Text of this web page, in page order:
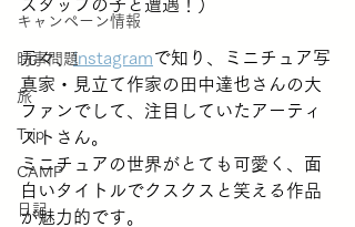
キャンペーン情報
時事問題
旅
Trip
CAMP
日記
スタッフの子と遭遇！）
元々、Instagramで知り、ミニチュア写
真家・見立て作家の田中達也さんの大
ファンでして、注目していたアーティ
ストさん。
ミニチュアの世界がとても可愛く、面
白いタイトルでクスクスと笑える作品
が魅力的です。